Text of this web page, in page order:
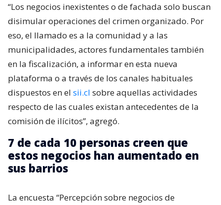
“Los negocios inexistentes o de fachada solo buscan
disimular operaciones del crimen organizado. Por
eso, el llamado es a la comunidad y a las
municipalidades, actores fundamentales también
en la fiscalización, a informar en esta nueva
plataforma o a través de los canales habituales
dispuestos en el sii.cl sobre aquellas actividades
respecto de las cuales existan antecedentes de la
comisión de ilícitos”, agregó.
7 de cada 10 personas creen que
estos negocios han aumentado en
sus barrios
La encuesta “Percepción sobre negocios de